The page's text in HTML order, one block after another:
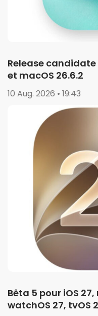
Release candidate
et macOS 26.6.2
10 Aug. 2026 • 19:43
Bêta 5 pour iOS
watchOS 27, tvOS